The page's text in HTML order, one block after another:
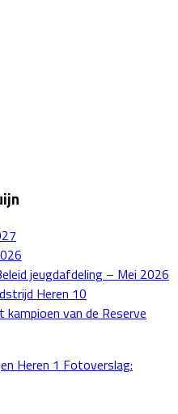
jeugdafdeling – Mei 2026
Heren 10
van de Reserve
Heren 1 Fotoverslag: